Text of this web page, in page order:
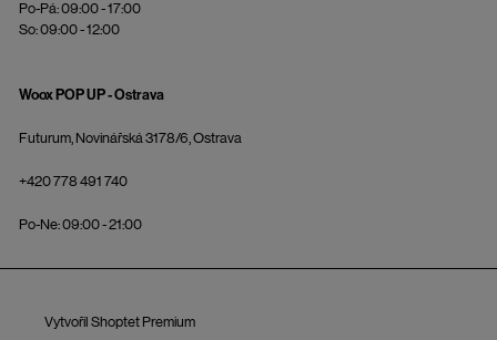
Po-Pá: 09:00 - 17:00
So: 09:00 - 12:00
Woox POP UP - Ostrava
Futurum, Novinářská 3178/6, Ostrava
+420 778 491 740
Po-Ne: 09:00 - 21:00
Vytvořil Shoptet Premium